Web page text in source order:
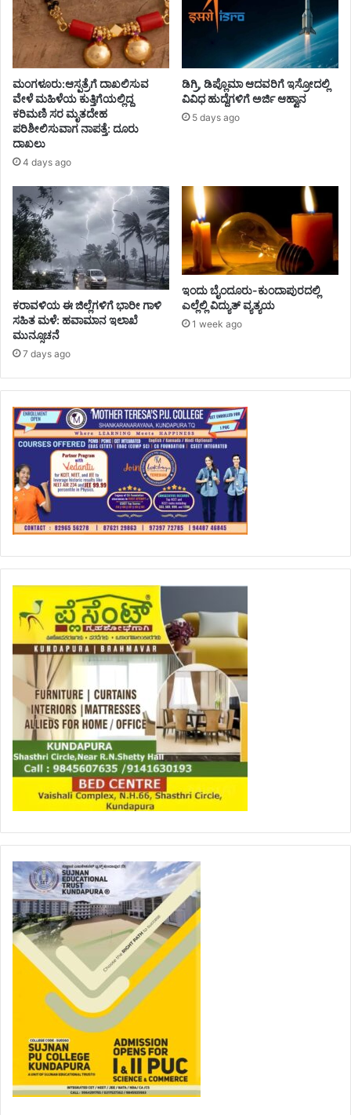
ಮಂಗಳೂರು:ಆಸ್ಪತ್ರೆಗೆ ದಾಖಲಿಸುವ
ವೇಳೆ ಮಹಿಳೆಯ ಕುತ್ತಿಗೆಯಲ್ಲಿದ್ದ
ಕರಿಮಣಿ ಸರ ಮೃತದೇಹ
ಪರಿಶೀಲಿಸುವಾಗ ನಾಪತ್ತೆ: ದೂರು
ದಾಖಲು
4 days ago
ಡಿಗ್ರಿ, ಡಿಪ್ಲೊಮಾ ಆದವರಿಗೆ ಇಸ್ರೋದಲ್ಲಿ
ವಿವಿಧ ಹುದ್ದೆಗಳಿಗೆ ಅರ್ಜಿ ಆಹ್ವಾನ
5 days ago
ಕರಾವಳಿಯ ಈ ಜಿಲ್ಲೆಗಳಿಗೆ ಭಾರೀ ಗಾಳಿ
ಸಹಿತ ಮಳೆ: ಹವಾಮಾನ ಇಲಾಖೆ
ಮುನ್ಸೂಚನೆ
7 days ago
ಇಂದು ಬೈಂದೂರು-ಕುಂದಾಪುರದಲ್ಲಿ
ಎಲ್ಲೆಲ್ಲಿ ವಿದ್ಯುತ್‌ ವ್ಯತ್ಯಯ
1 week ago